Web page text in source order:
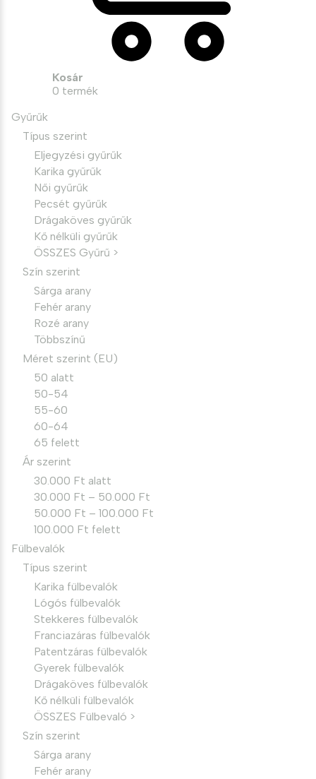
Kosár
0 termék
Gyűrűk
Típus szerint
Eljegyzési gyűrűk
Karika gyűrűk
Női gyűrűk
Pecsét gyűrűk
Drágaköves gyűrűk
Kő nélküli gyűrűk
ÖSSZES Gyűrű >
Szín szerint
Sárga arany
Fehér arany
Rozé arany
Többszínű
Méret szerint (EU)
50 alatt
50-54
55-60
60-64
65 felett
Ár szerint
30.000 Ft alatt
30.000 Ft – 50.000 Ft
50.000 Ft – 100.000 Ft
100.000 Ft felett
Fülbevalók
Típus szerint
Karika fülbevalók
Lógós fülbevalók
Stekkeres fülbevalók
Franciazáras fülbevalók
Patentzáras fülbevalók
Gyerek fülbevalók
Drágaköves fülbevalók
Kő nélküli fülbevalók
ÖSSZES Fülbevaló >
Szín szerint
Sárga arany
Fehér arany